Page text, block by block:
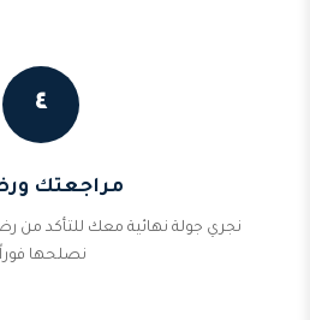
٤
مراجعتك
نجري جولة نهائية معك للتأكد من
نصلحها